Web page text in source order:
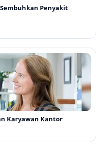
Penyakit
Karyawan Kantor